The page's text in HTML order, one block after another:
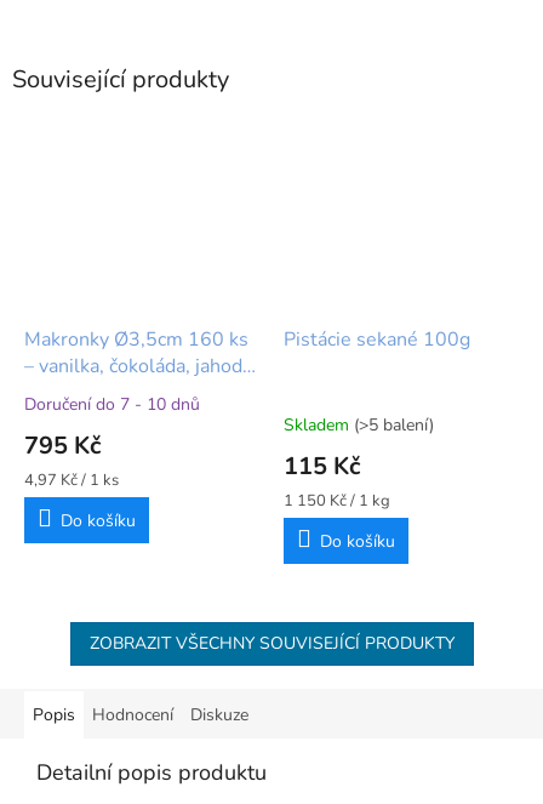
Související produkty
Makronky Ø3,5cm 160 ks
– vanilka, čokoláda, jahoda,
pistácie
Průměrné
hodnocení
produktu
je
5,0
5
Doručení do 7 - 10 dnů
795 Kč
Měrná
cena:
4,97 Kč / 1 ks
Do košíku
Pistácie sekané 100g
Skladem (>5 balení)
115 Kč
Měrná
cena:
1 150 Kč / 1 kg
Do košíku
ZOBRAZIT VŠECHNY SOUVISEJÍCÍ PRODUKTY
Popis Hodnocení Diskuze
Detailní popis produktu